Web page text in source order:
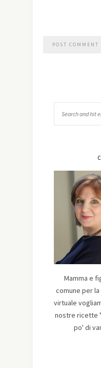
Mamma e
comune per
virtuale
nostre ricette
po' di